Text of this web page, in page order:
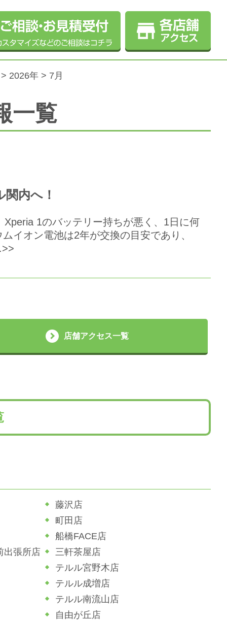
2026年 > 7月
一覧
内へ！
1のバッテリー持ちが悪く、1日に何
イオン電池は2年が交換の目安であり、
店舗アクセス一覧
藤沢店
町田店
船橋FACE店
出張所店
三軒茶屋店
テルル宮野木店
テルル成増店
テルル南流山店
自由が丘店